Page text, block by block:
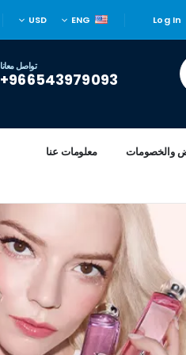
Log In
ENG
USD
تواصل معانا
966543979093+
والخصومات معلومات عنا